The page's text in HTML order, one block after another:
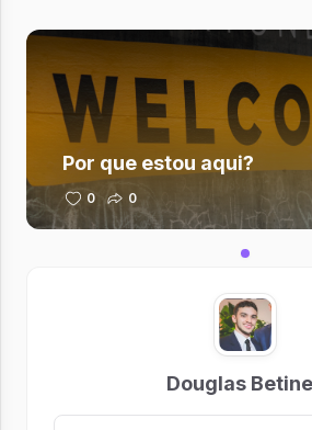
Por que estou aqui?
0 0
Douglas